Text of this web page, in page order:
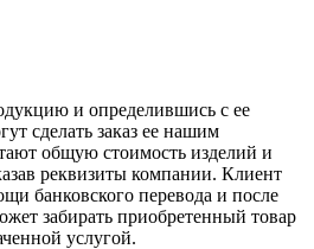
и определившись с ее
сделать заказ ее нашим
общую стоимость изделий и
реквизиты компании. Клиент
банковского перевода и после
забирать приобретенный товар
услугой.